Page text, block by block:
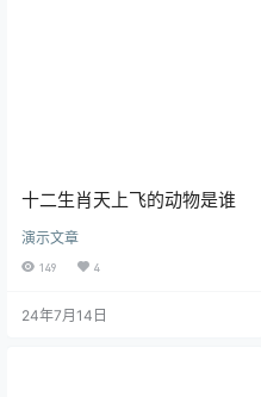
十二生肖天上飞的动物是谁
演示文章
149 4
24年7月14日